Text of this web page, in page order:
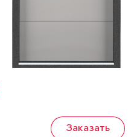
Заказать